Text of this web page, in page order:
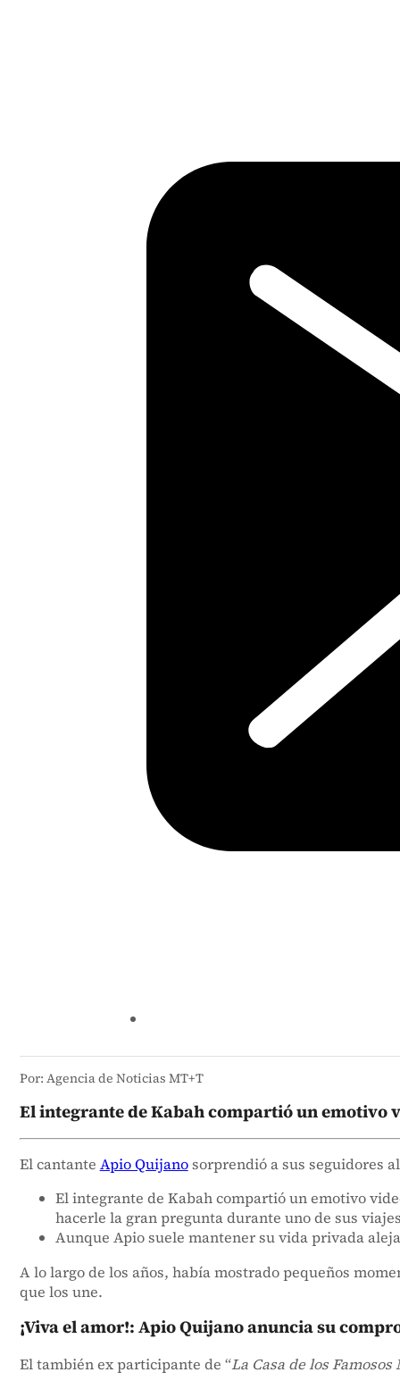
Por: Agencia de Noticias MT+T
El integrante de Kabah compartió un emotivo
El cantante Apio Quijanosorprendió a sus seguidores
El integrante de Kabah compartió un emotivo
hacerle la gran pregunta durante uno de sus
Aunque Apio suele mantener su vida privada
A lo largo de los años, había mostrado pequeños
que los une.
¡Viva el amor!: Apio Quijano anuncia su
El también ex participante de “La Casa de los Famosos